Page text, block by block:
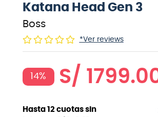
Katana Head Gen 3
Boss
*Ver reviews
14% S/ 1799.
Hasta 12cuotas sin